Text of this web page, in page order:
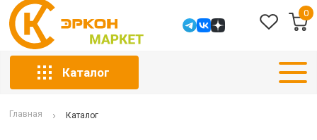
0
Каталог
Главная Каталог